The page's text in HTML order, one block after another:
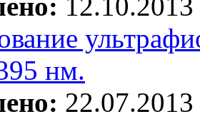
нм.
22.07.2013